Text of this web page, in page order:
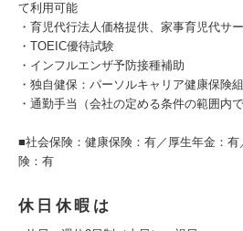
て利用可能
・育児代行法人価格提供、家事育児代サ
・TOEIC優待試験
・インフルエンザ予防接種補助
・独自健保：パーソルキャリア健康保険
・通勤手当（会社の定める条件の範囲内で
■社会保険：健康保険：有／厚生年金：
険：有
休日休暇は